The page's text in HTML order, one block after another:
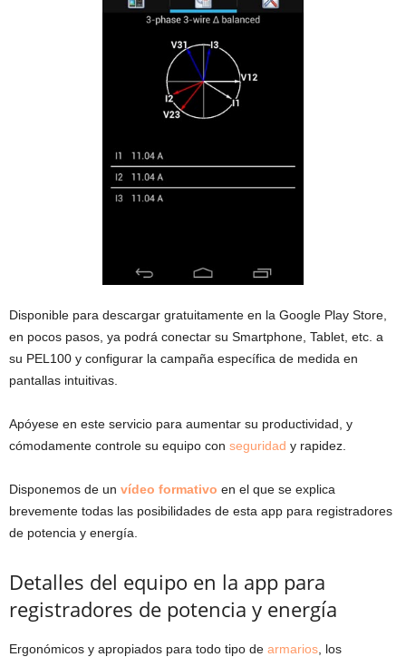
Disponible para descargar gratuitamente en la Google Play Store,
en pocos pasos, ya podrá conectar su Smartphone, Tablet, etc. a
su PEL100 y configurar la campaña específica de medida en
pantallas intuitivas.
Apóyese en este servicio para aumentar su productividad, y
cómodamente controle su equipo con seguridad y rapidez.
Disponemos de un vídeo formativo en el que se explica
brevemente todas las posibilidades de esta app para registradores
de potencia y energía.
Detalles del equipo en la app para
registradores de potencia y energía
Ergonómicos y apropiados para todo tipo de armarios , los